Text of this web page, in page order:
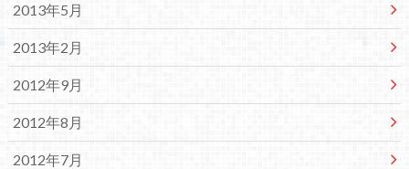
2013年5月
2013年2月
2012年9月
2012年8月
2012年7月